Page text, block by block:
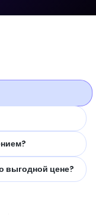
выгодной цене?